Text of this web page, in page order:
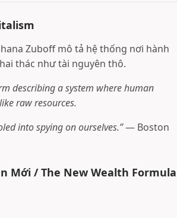
Zuboff mô tả hệ thống nơi hành
thác như tài nguyên thô.
describing a system where human
raw resources.
into spying on ourselves.”— Boston
Mới / The New Wealth Formula